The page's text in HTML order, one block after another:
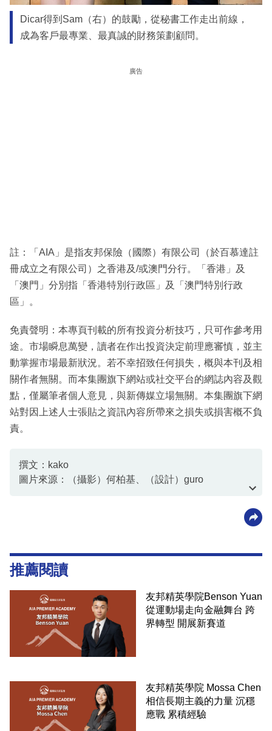
Dicar得到Sam（右）的鼓勵，從秘書工作走出前線，
成為客戶最專業、最真誠的財務策劃顧問。
廣告
註：「AIA」是指友邦保險（國際）有限公司（於百慕達註
冊成立之有限公司）之香港及/或澳門分行。「香港」及
「澳門」分別指「香港特別行政區」及「澳門特別行政
區」。
免責聲明：本專頁刊載的所有投資分析技巧，只可作參考用
途。市場瞬息萬變，讀者在作出投資決定前理應審慎，並主
動掌握市場最新狀況。若不幸招致任何損失，概與本刊及相
關作者無關。而本集團旗下網站或社交平台的網誌內容及觀
點，僅屬筆者個人意見，與新傳媒立場無關。本集團旗下網
站對因上述人士張貼之資訊內容所帶來之損失或損害概不負
責。
撰文：kako
圖片來源：（攝影）何柏基、（設計）guro
推薦閱讀
友邦精英學院Benson Yuan
從運動場走向金融舞台 跨
界轉型 開展新賽道
友邦精英學院 Mossa Chen
相信長期主義的力量 沉穩
應戰 累積經驗